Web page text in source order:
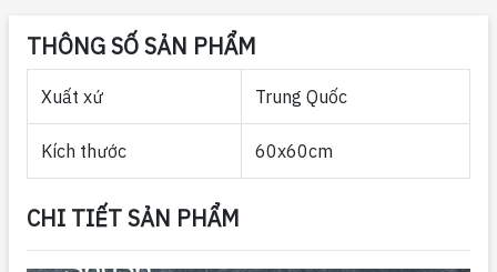
THÔNG SỐ SẢN PHẨM
Xuất xứ Trung Quốc
Kích thước 60x60cm
CHI TIẾT SẢN PHẨM